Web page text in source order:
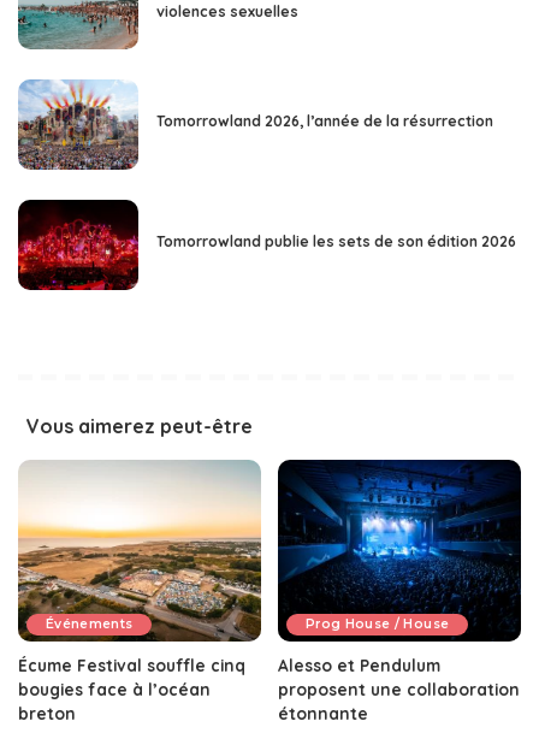
violences sexuelles
Tomorrowland 2026, l’année de la résurrection
Tomorrowland publie les sets de son édition 2026
Vous aimerez peut-être
Événements
Écume Festival souffle cinq
bougies face à l’océan
breton
Prog House / House
Alesso et Pendulum
proposent une collaboration
étonnante